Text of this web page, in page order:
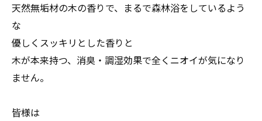
天然無垢材の木の香りで、まるで森林浴をしているよう
な
優しくスッキリとした香りと
木が本来持つ、消臭・調湿効果で全くニオイが気になり
ません。
皆様は